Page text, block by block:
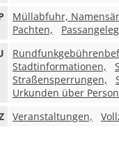
Müllabfuhr,
Pachten,
Stadtinformationen,
Straßensperrungen,
Urkunden über
Veranstaltungen,